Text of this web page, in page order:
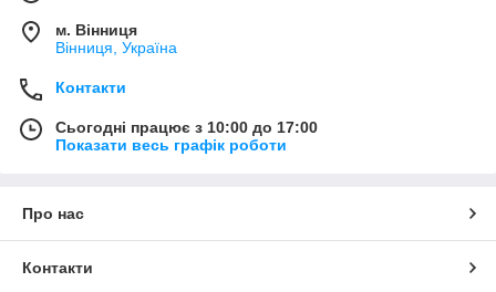
м. Вінниця
Вінниця, Україна
Контакти
Сьогодні працює з 10:00 до 17:00
Показати весь графік роботи
Про нас
Контакти